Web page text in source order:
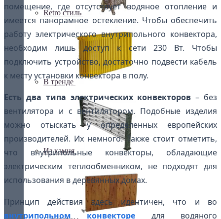
Retro стиль
В тренде
Из камня
помещение, где отсутствует водяное отопление и
имеется панорамное остекление. Чтобы обеспечить
работу электрического внутрипольного конвектора,
необходим лишь доступ к сети 230 Вт. Чтобы
подключить устройство, достаточно подвести кабель
к месту установки конвектора в полу.
Есть два типа электрических конвекторов – без
вентилятора и с вентилятором. Подобные изделия
можно отыскать у определенных европейских
производителей. Их немного. Также стоит отметить,
что внутрипольные конвекторы, обладающие
электрическим теплообменником, не подходят для
использования в деревянных домах.
Принцип действия здесь идентичен, что и во
внутрипольном конвекторе для водяного